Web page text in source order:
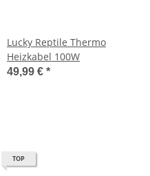
Lucky Reptile Thermo
Heizkabel 100W
49,99 € *
TOP